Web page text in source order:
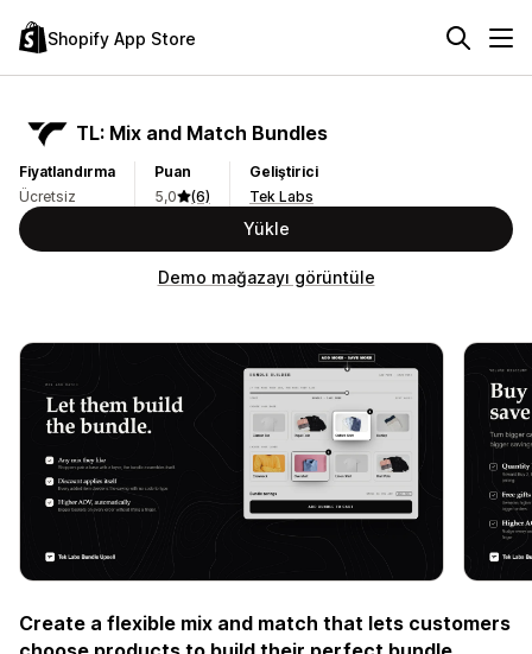
Shopify App Store
TL: Mix and Match Bundles
Fiyatlandırma
Ücretsiz
Puan
5,0
(6)
Geliştirici
Tek Labs
Yükle
Demo mağazayı görüntüle
Create a flexible mix and match that lets customers